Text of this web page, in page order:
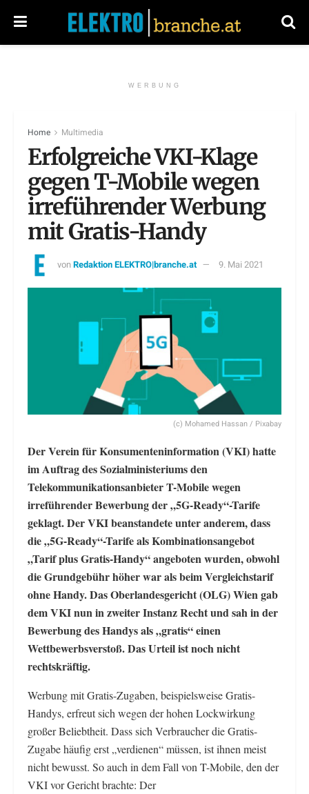
WERBUNG
Home Multimedia
Erfolgreiche VKI-Klage
gegen T-Mobile wegen
irreführender Werbung
mit Gratis-Handy
vonRedaktion ELEKTRO|branche.at 9. Mai 2021
(c) Mohamed Hassan / Pixabay
Der Verein für Konsumenteninformation (VKI) hatte
im Auftrag des Sozialministeriums den
Telekommunikationsanbieter T-Mobile wegen
irreführender Bewerbung der „5G-Ready“-Tarife
geklagt. Der VKI beanstandete unter anderem, dass
die „5G-Ready“-Tarife als Kombinationsangebot
„Tarif plus Gratis-Handy“ angeboten wurden, obwohl
die Grundgebühr höher war als beim Vergleichstarif
ohne Handy. Das Oberlandesgericht (OLG) Wien gab
dem VKI nun in zweiter Instanz Recht und sah in der
Bewerbung des Handys als „gratis“ einen
Wettbewerbsverstoß. Das Urteil ist noch nicht
rechtskräftig.
Werbung mit Gratis-Zugaben, beispielsweise Gratis-
Handys, erfreut sich wegen der hohen Lockwirkung
großer Beliebtheit. Dass sich Verbraucher die Gratis-
Zugabe häufig erst „verdienen“ müssen, ist ihnen meist
nicht bewusst. So auch in dem Fall von T-Mobile, den der
VKI vor Gericht brachte: Der